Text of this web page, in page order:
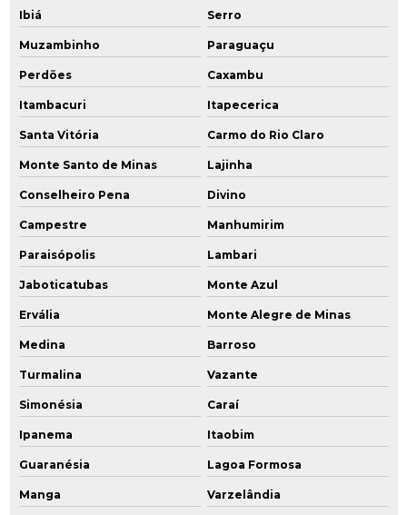
Ibiá Serro
Muzambinho Paraguaçu
Perdões Caxambu
Itambacuri Itapecerica
Santa Vitória Carmo do Rio Claro
Monte Santo de Minas Lajinha
Conselheiro Pena Divino
Campestre Manhumirim
Paraisópolis Lambari
Jaboticatubas Monte Azul
Ervália Monte Alegre de Minas
Medina Barroso
Turmalina Vazante
Simonésia Caraí
Ipanema Itaobim
Guaranésia Lagoa Formosa
Manga Varzelândia